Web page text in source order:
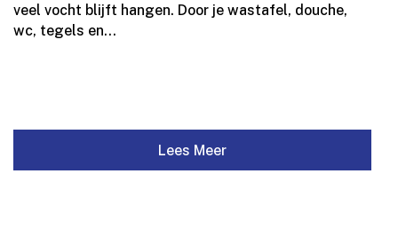
veel vocht blijft hangen.​ Door je wastafel, douche,
wc, tegels en...
Lees Meer